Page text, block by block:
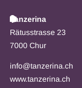
Tanzerina
Rätusstrasse 23
7000 Chur
info@tanzerina.ch
www.tanzerina.ch